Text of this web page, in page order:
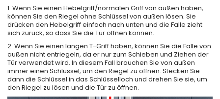
1. Wenn Sie einen Hebelgriff/normalen Griff von außen haben,
können Sie den Riegel ohne Schlüssel von außen lösen. Sie
drücken den Hebelgriff einfach nach unten und die Falle zieht
sich zurück, so dass Sie die Tür öffnen können.
2. Wenn Sie einen langen T-Griff haben, können Sie die Falle von
außen nicht entriegeln, da er nur zum Schieben und Ziehen der
Tür verwendet wird. In diesem Fall brauchen Sie von außen
immer einen Schlüssel, um den Riegel zu öffnen. Stecken Sie
dann die Schlüssel in das Schlüsselloch und drehen Sie sie, um
den Riegel zu lösen und die Tür zu öffnen.